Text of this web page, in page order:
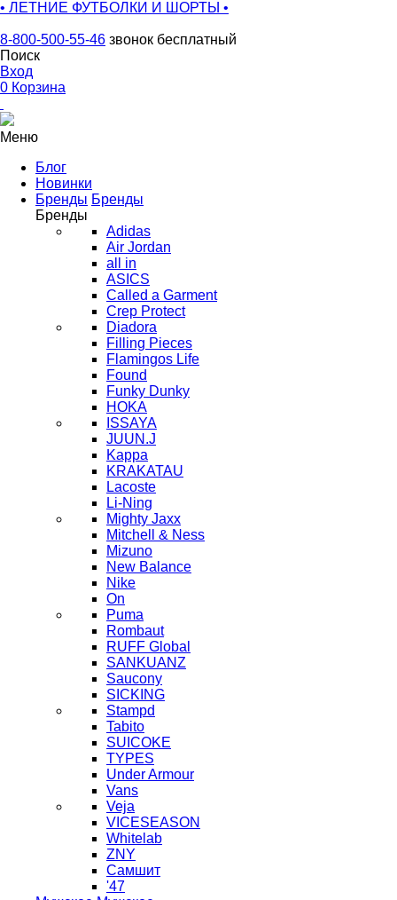
• ЛЕТНИЕ ФУТБОЛКИ И ШОРТЫ •
8-800-500-55-46 звонок бесплатный
Поиск
Вход
0 Корзина
Меню
Блог
Новинки
Бренды Бренды
Бренды
Adidas
Air Jordan
all in
ASICS
Called a Garment
Crep Protect
Diadora
Filling Pieces
Flamingos Life
Found
Funky Dunky
HOKA
ISSAYA
JUUN.J
Kappa
KRAKATAU
Lacoste
Li-Ning
Mighty Jaxx
Mitchell & Ness
Mizuno
New Balance
Nike
On
Puma
Rombaut
RUFF Global
SANKUANZ
Saucony
SICKING
Stampd
Tabito
SUICOKE
TYPES
Under Armour
Vans
Veja
VICESEASON
Whitelab
ZNY
Самшит
'47